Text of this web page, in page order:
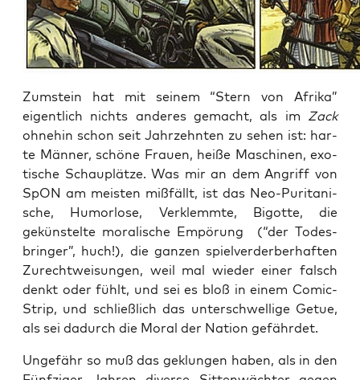
Zum­stein hat mit sei­nem “Stern von Afri­ka”
eigent­lich nichts ande­res gemacht, als im Zack
ohne­hin schon seit Jahr­zehn­ten zu sehen ist: har­
te Män­ner, schö­ne Frau­en, hei­ße Maschi­nen, exo­
ti­sche Schau­plät­ze. Was mir an dem Angriff von
SpON am meis­ten miß­fällt, ist das Neo-Puri­ta­ni­
sche, Humor­lo­se, Ver­klemm­te, Bigot­te, die
geküns­tel­te mora­li­sche Empö­rung (“der Todes­
brin­ger”, huch!), die gan­zen spiel­ver­der­ber­haf­ten
Zurecht­wei­sun­gen, weil mal wie­der einer falsch
denkt oder fühlt, und sei es bloß in einem Comic-
Strip, und schließ­lich das unter­schwel­li­ge Getue,
als sei dadurch die Moral der Nati­on gefährdet.
Unge­fähr so muß das geklun­gen haben, als in den